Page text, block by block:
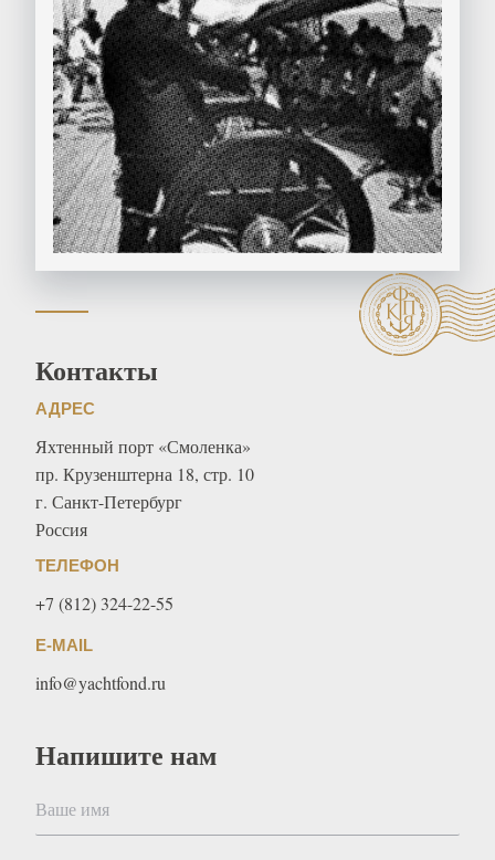
Контакты
АДРЕС
Яхтенный порт «Смоленка»
пр. Крузенштерна 18, стр. 10
г. Санкт-Петербург
Россия
ТЕЛЕФОН
+7 (812) 324-22-55
E-MAIL
info@yachtfond.ru
Напишите нам